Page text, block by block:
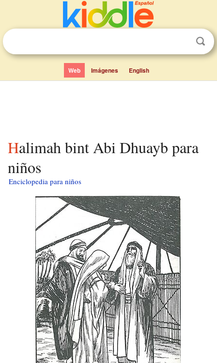
Web Imágenes English
Halimah bint Abi Dhuayb para
niños
Enciclopedia para niños